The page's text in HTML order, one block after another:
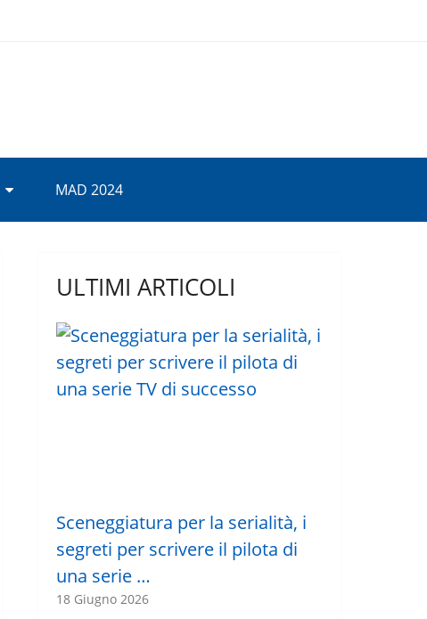
MAD 2024
ULTIMI ARTICOLI
Sceneggiatura per la serialità, i
segreti per scrivere il pilota di
una serie …
18 Giugno 2026